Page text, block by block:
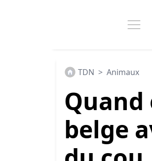
TDN > Animaux
Quand
belge